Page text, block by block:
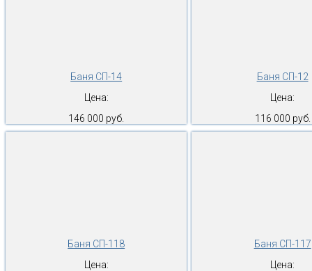
Баня СП-14
Цена:
146 000 руб.
Баня СП-12
Цена:
116 000 руб.
Баня СП-118
Цена:
Баня СП-117
Цена: